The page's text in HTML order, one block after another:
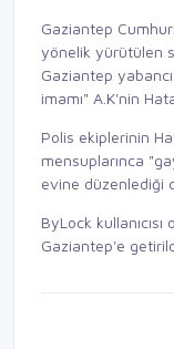
Gaziantep
yönelik yürütülen
Gaziantep
imamı" A.K'nin
Polis ekiplerinin
mensuplarınca
evine düzenlediği
ByLock
Gaziantep'e